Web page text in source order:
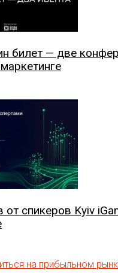
билет — две
от спикеров Kyiv